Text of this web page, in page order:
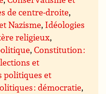
de centre-droite,
Nazisme, Idéologies
religieux,
,Constitution :
et
politiques et
: démocratie,